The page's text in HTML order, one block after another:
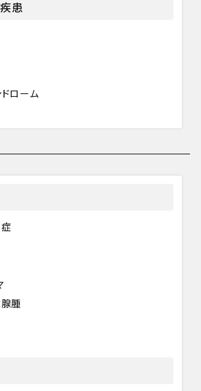
患
ローム
腫